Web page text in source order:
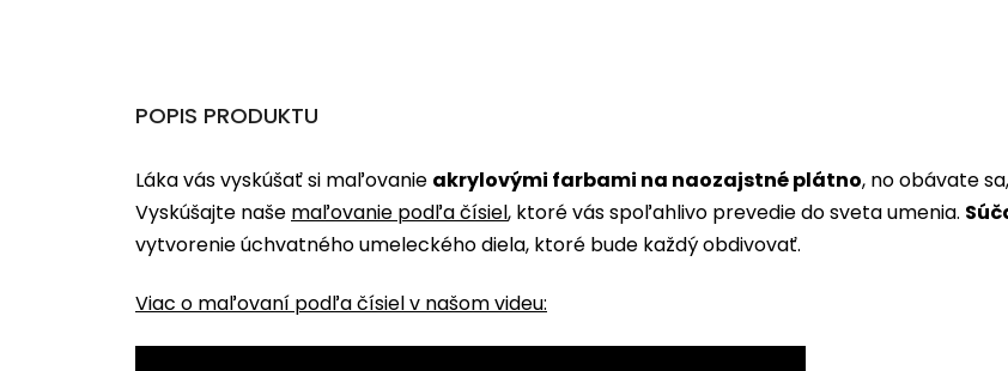
POPIS PRODUKTU
Láka vás vyskúšať si maľovanie akrylovými farbami na naozajstné plátno, no obávate
Vyskúšajte naše maľovanie podľa čísiel, ktoré vás spoľahlivo prevedie do sveta umenia.
vytvorenie úchvatného umeleckého diela, ktoré bude každý obdivovať.
Viac o maľovaní podľa čísiel v našom videu: